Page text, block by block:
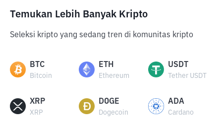
Temukan Lebih Banyak Kripto
Seleksi kripto yang sedang tren di komunitas kripto
BTC
Bitcoin
ETH
Ethereum
USDT
Tether USDT
XRP
XRP
DOGE
Dogecoin
ADA
Cardano